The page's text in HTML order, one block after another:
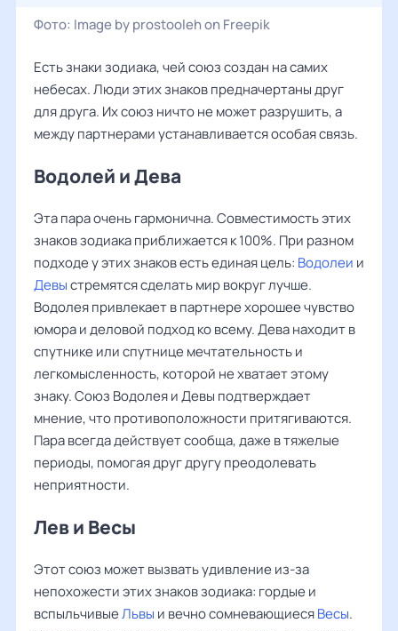
Фото: Image by prostooleh on Freepik
Есть знаки зодиака, чей союз создан на самих
небесах. Люди этих знаков предначертаны друг
для друга. Их союз ничто не может разрушить, а
между партнерами устанавливается особая связь.
Водолей и Дева
Эта пара очень гармонична. Совместимость этих
знаков зодиака приближается к 100%. При разном
подходе у этих знаков есть единая цель: Водолеи и
Девыстремятся сделать мир вокруг лучше.
Водолея привлекает в партнере хорошее чувство
юмора и деловой подход ко всему. Дева находит в
спутнике или спутнице мечтательность и
легкомысленность, которой не хватает этому
знаку. Союз Водолея и Девы подтверждает
мнение, что противоположности притягиваются.
Пара всегда действует сообща, даже в тяжелые
периоды, помогая друг другу преодолевать
неприятности.
Лев и Весы
Этот союз может вызвать удивление из-за
непохожести этих знаков зодиака: гордые и
вспыльчивыеЛьвы и вечно сомневающиесяВесы.